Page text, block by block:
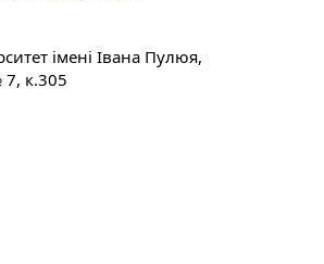
імені Івана Пулюя,
к.305